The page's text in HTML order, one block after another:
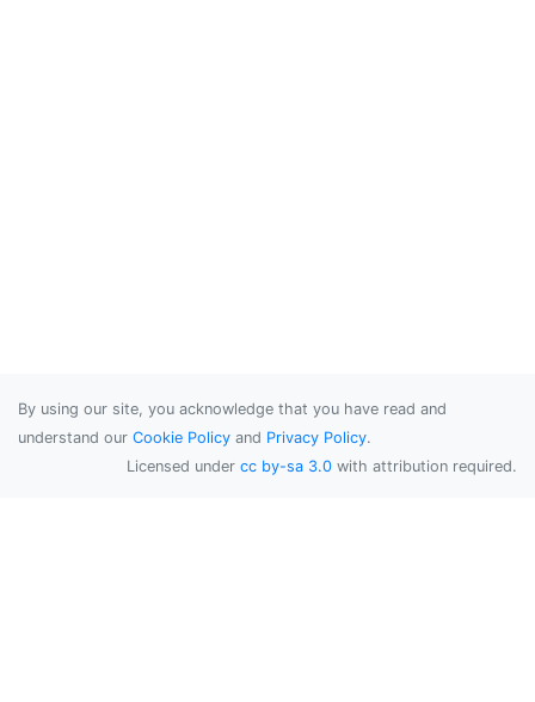
By using our site, you acknowledge that you have read and
understand our Cookie Policy and Privacy Policy.
Licensed under cc by-sa 3.0 with attribution required.